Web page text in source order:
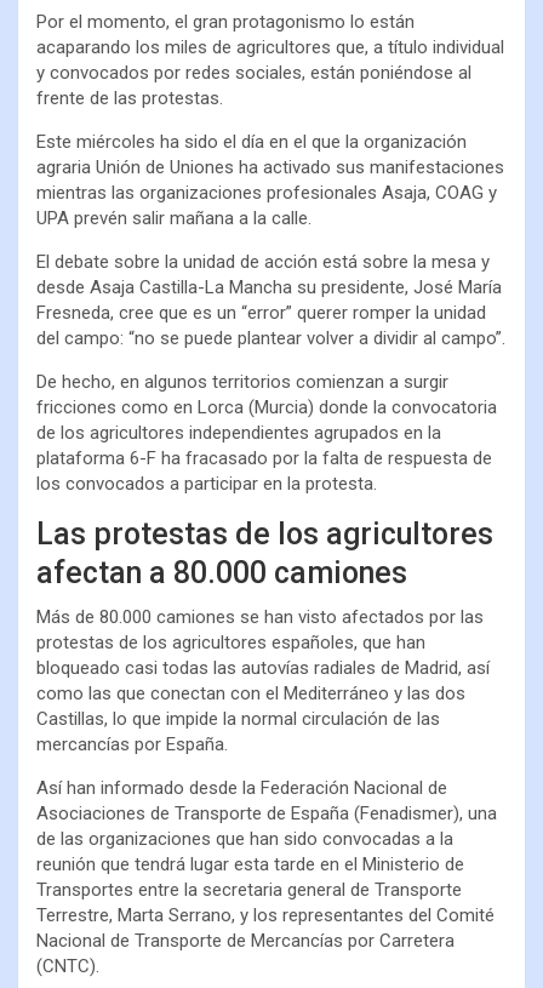
Por el momento, el gran protagonismo lo están
acaparando los miles de agricultores que, a título individual
y convocados por redes sociales, están poniéndose al
frente de las protestas.
Este miércoles ha sido el día en el que la organización
agraria Unión de Uniones ha activado sus manifestaciones
mientras las organizaciones profesionales Asaja, COAG y
UPA prevén salir mañana a la calle.
El debate sobre la unidad de acción está sobre la mesa y
desde Asaja Castilla-La Mancha su presidente, José María
Fresneda, cree que es un “error” querer romper la unidad
del campo: “no se puede plantear volver a dividir al campo”.
De hecho, en algunos territorios comienzan a surgir
fricciones como en Lorca (Murcia) donde la convocatoria
de los agricultores independientes agrupados en la
plataforma 6-F ha fracasado por la falta de respuesta de
los convocados a participar en la protesta.
Las protestas de los agricultores
afectan a 80.000 camiones
Más de 80.000 camiones se han visto afectados por las
protestas de los agricultores españoles, que han
bloqueado casi todas las autovías radiales de Madrid, así
como las que conectan con el Mediterráneo y las dos
Castillas, lo que impide la normal circulación de las
mercancías por España.
Así han informado desde la Federación Nacional de
Asociaciones de Transporte de España (Fenadismer), una
de las organizaciones que han sido convocadas a la
reunión que tendrá lugar esta tarde en el Ministerio de
Transportes entre la secretaria general de Transporte
Terrestre, Marta Serrano, y los representantes del Comité
Nacional de Transporte de Mercancías por Carretera
(CNTC).